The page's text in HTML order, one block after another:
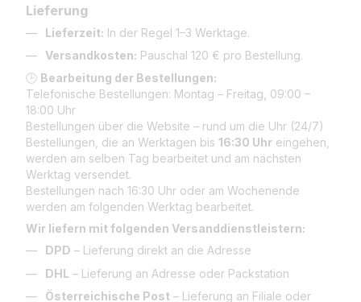
Lieferung
Lieferzeit: In der Regel 1–3 Werktage.
Versandkosten: Pauschal 120 € pro Bestellung.
🕒 Bearbeitung der Bestellungen:
Telefonische Bestellungen: Montag – Freitag, 09:00 –
18:00 Uhr
Bestellungen über die Website – rund um die Uhr (24/7)
Bestellungen, die an Werktagen bis 16:30 Uhr eingehen,
werden am selben Tag bearbeitet und am nächsten
Werktag versendet.
Bestellungen nach 16:30 Uhr oder am Wochenende
werden am folgenden Werktag bearbeitet.
Wir liefern mit folgenden Versanddienstleistern:
DPD – Lieferung direkt an die Adresse
DHL – Lieferung an Adresse oder Packstation
Österreichische Post – Lieferung an Filiale oder